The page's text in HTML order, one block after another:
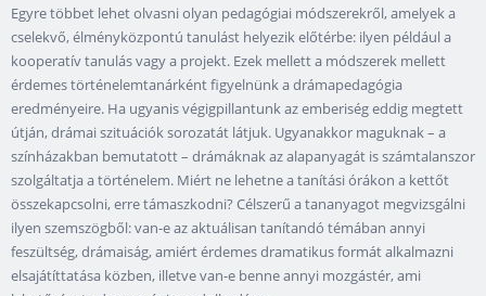
Egyre többet lehet olvasni olyan pedagógiai módszerekről, amelyek a
cselekvő, élményközpontú tanulást helyezik előtérbe: ilyen például a
kooperatív tanulás vagy a projekt. Ezek mellett a módszerek mellett
érdemes történelemtanárként figyelnünk a drámapedagógia
eredményeire. Ha ugyanis végigpillantunk az emberiség eddig megtett
útján, drámai szituációk sorozatát látjuk. Ugyanakkor maguknak – a
színházakban bemutatott – drámáknak az alapanyagát is számtalanszor
szolgáltatja a történelem. Miért ne lehetne a tanítási órákon a kettőt
összekapcsolni, erre támaszkodni? Célszerű a tananyagot megvizsgálni
ilyen szemszögből: van-e az aktuálisan tanítandó témában annyi
feszültség, drámaiság, amiért érdemes dramatikus formát alkalmazni
elsajátíttatása közben, illetve van-e benne annyi mozgástér, ami